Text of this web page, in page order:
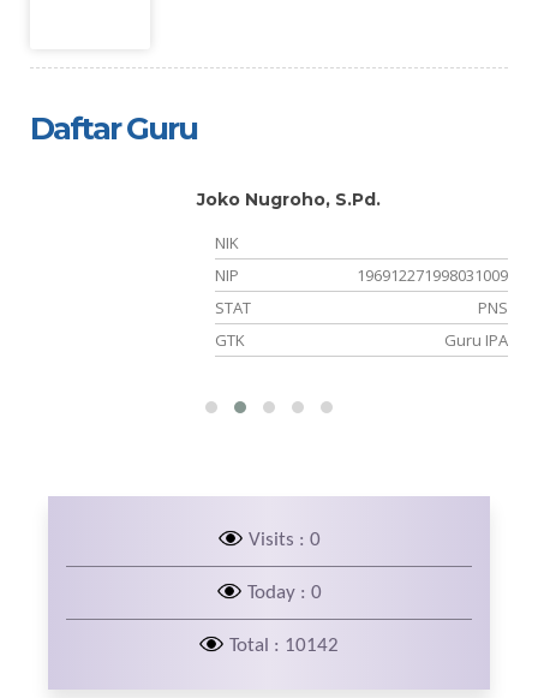
Daftar Guru
Joko Nugroho, S.Pd.
NIK
NIP
196912271998031009
STAT
PNS
GTK
Guru IPA
Visits : 0
Today : 0
Total : 10142